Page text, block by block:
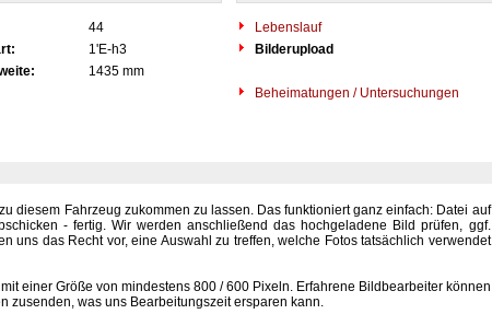
44
Lebenslauf
1'E-h3
Bilderupload
1435 mm
Beheimatungen / Untersuchungen
diesem Fahrzeug zukommen zu lassen. Das funktioniert ganz einfach: Datei auf
- fertig. Wir werden anschließend das hochgeladene Bild prüfen, ggf.
uns das Recht vor, eine Auswahl zu treffen, welche Fotos tatsächlich verwendet
einer Größe von mindestens 800 / 600 Pixeln. Erfahrene Bildbearbeiter können
zusenden, was uns Bearbeitungszeit ersparen kann.